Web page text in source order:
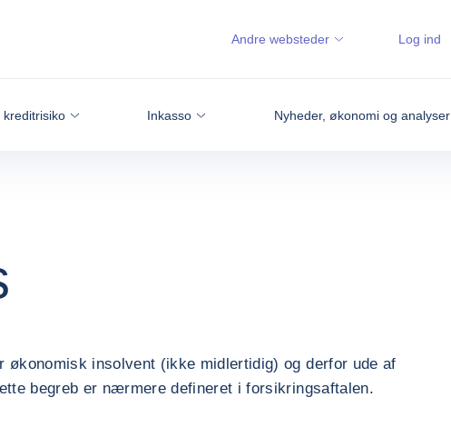
kreditrisiko Inkasso Nyheder, økonomi og analyser
Andre websteder Log ind
økonomisk insolvent (ikke midlertidig) og derfor ude af
begreb er nærmere defineret i forsikringsaftalen.